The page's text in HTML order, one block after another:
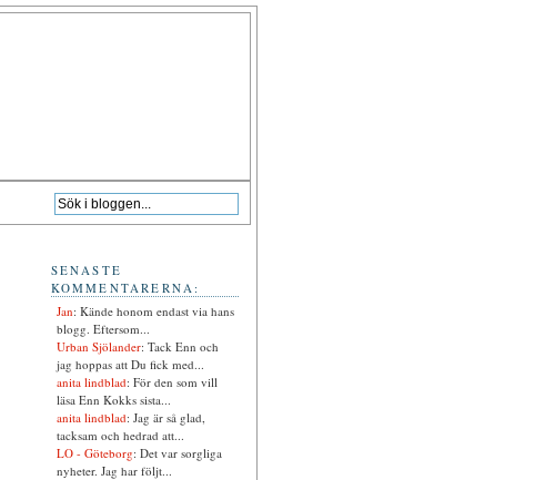
SENASTE
KOMMENTARERNA:
Jan: Kände honom endast via hans
blogg. Eftersom...
Urban Sjölander: Tack Enn och
jag hoppas att Du fick med...
anita lindblad: För den som vill
läsa Enn Kokks sista...
anita lindblad: Jag är så glad,
tacksam och hedrad att...
LO - Göteborg: Det var sorgliga
nyheter. Jag har följt...